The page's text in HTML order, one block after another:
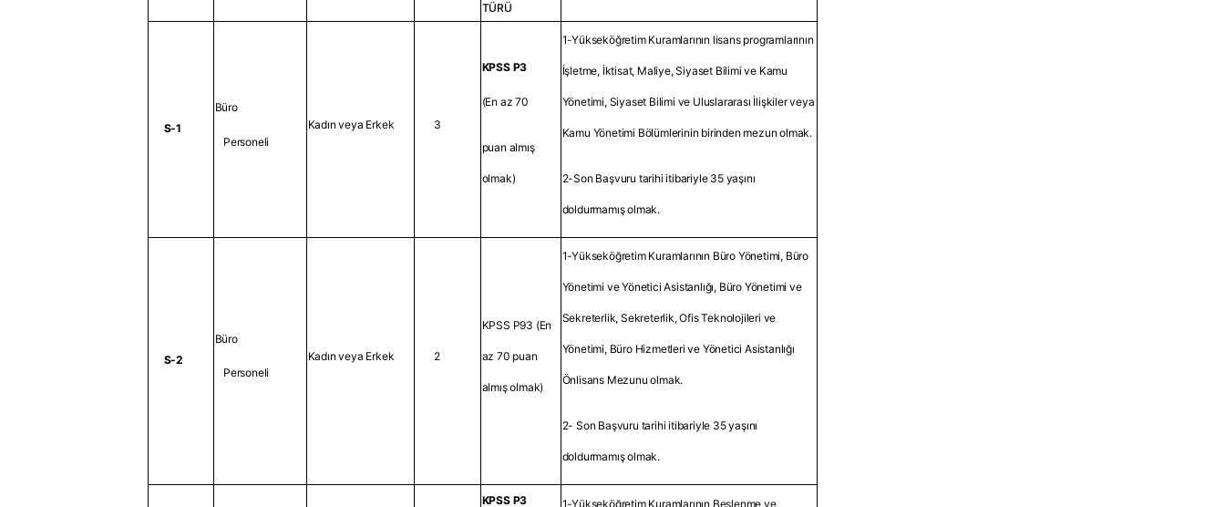
TÜRÜ
S-1
Büro
Personeli
Kadın veya Erkek 3
KPSS P3
(En az 70
puan almış
olmak)
1-Yükseköğretim Kuramlarının lisans programlarının
İşletme, İktisat, Maliye, Siyaset Bilimi ve Kamu
Yönetimi, Siyaset Bilimi ve Uluslararası İlişkiler veya
Kamu Yönetimi Bölümlerinin birinden mezun olmak.
2-Son Başvuru tarihi itibariyle 35 yaşını
doldurmamış olmak.
S-2
Büro
Personeli
Kadın veya Erkek 2
KPSS P93 (En
az 70 puan
almış olmak)
1-Yükseköğretim Kuramlarının Büro Yönetimi, Büro
Yönetimi ve Yönetici Asistanlığı, Büro Yönetimi ve
Sekreterlik, Sekreterlik, Ofis Teknolojileri ve
Yönetimi, Büro Hizmetleri ve Yönetici Asistanlığı
Önlisans Mezunu olmak.
2- Son Başvuru tarihi itibariyle 35 yaşını
doldurmamış olmak.
KPSS P3 1-Yükseköğretim Kuramlarının Beslenme ve